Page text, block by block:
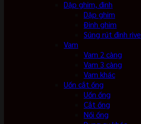
Dập ghim, đinh
Dập ghim
Đinh ghim
Súng rút đinh rive
Vam
Vam 2 càng
Vam 3 càng
Vam khác
Uốn cắt ống
Uốn ống
Cắt ống
Nối ống